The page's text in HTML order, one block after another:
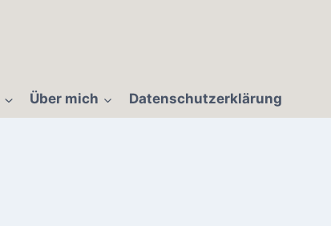
Über mich Datenschutzerklärung